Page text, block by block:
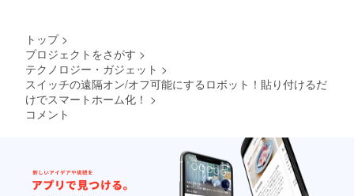
トップ >
プロジェクトをさがす >
テクノロジー・ガジェット >
スイッチの遠隔オン/オフ可能にするロボット！貼り付けるだ
けでスマートホーム化！ >
コメント